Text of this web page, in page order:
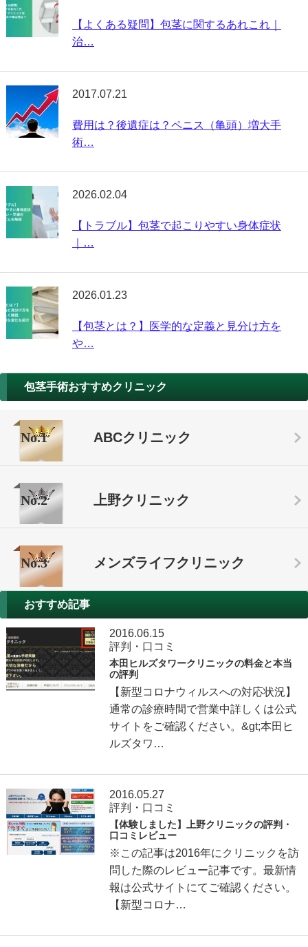
【よくある疑問】包茎に関するあれこれ｜
治…
2017.07.21
費用は？後遺症は？ペニス（亀頭）増大手
術…
2026.02.04
【トラブル】包茎で起こりやすい身体症状
｜…
2026.01.23
【包茎とは？】医学的な定義と見分け方を
や…
包茎手術おすすめクリニック
No.1 ABCクリニック
No.2 上野クリニック
No.3 メンズライフクリニック
おすすめ記事
2016.06.15
評判・口コミ
本田ヒルズタワークリニックの料金と本当
の評判
【新型コロナウィルスへの対応状況】
通常の診療時間で営業中詳しくは公式
サイトをご確認ください。&gt;本田ヒ
ルズタワ…
2016.05.27
評判・口コミ
【体験しました】上野クリニックの評判・
口コミレビュー
※この記事は2016年にクリニックを訪
問した際のレビュー記事です。最新情
報は公式サイトにてご確認ください。
【新型コロナ…